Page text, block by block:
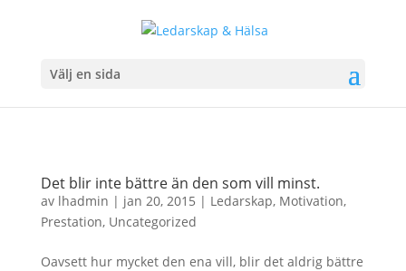
Välj en sida
Det blir inte bättre än den som vill minst.
av lhadmin | jan 20, 2015 | Ledarskap, Motivation,
Prestation, Uncategorized
Oavsett hur mycket den ena vill, blir det aldrig bättre